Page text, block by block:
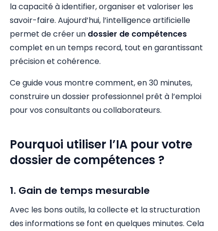
la capacité à identifier, organiser et valoriser les
savoir-faire. Aujourd’hui, l’intelligence artificielle
permet de créer un dossier de compétences
complet en un temps record, tout en garantissant
précision et cohérence.
Ce guide vous montre comment, en 30 minutes,
construire un dossier professionnel prêt à l’emploi
pour vos consultants ou collaborateurs.
Pourquoi utiliser l’IA pour votre
dossier de compétences ?
1. Gain de temps mesurable
Avec les bons outils, la collecte et la structuration
des informations se font en quelques minutes. Cela